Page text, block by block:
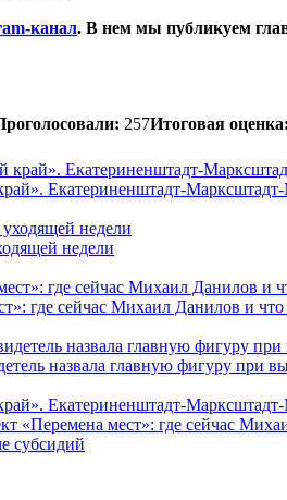
канал. В нем мы публикуем
257Итоговая оценка:
Екатериненштадт-
недели
где сейчас Михаил Данилов и
назвала главную фигуру при
Екатериненштадт-
«Перемена мест»: где сейчас
субсидий